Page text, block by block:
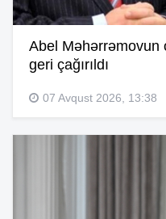
Abel Məhərrəmovun
geri çağırıldı
07 Avqust 2026, 13:38